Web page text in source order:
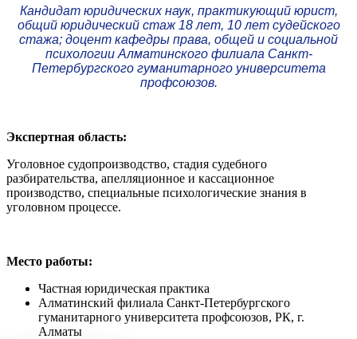
Кандидат юридических наук, практикующий юрист,
общий юридический стаж 18 лет, 10 лет судейского
стажа; доцент кафедры права, общей и социальной
психологии Алматинского филиала Санкт-
Петербургского гуманитарного университета
профсоюзов.
Экспертная область:
Уголовное судопроизводство, стадия судебного
разбирательства, апелляционное и кассационное
производство, специальные психологические знания в
уголовном процессе.
Место работы:
Частная юридическая практика
Алматинский филиала Санкт-Петербургского
гуманитарного университета профсоюзов, РК, г.
Алматы